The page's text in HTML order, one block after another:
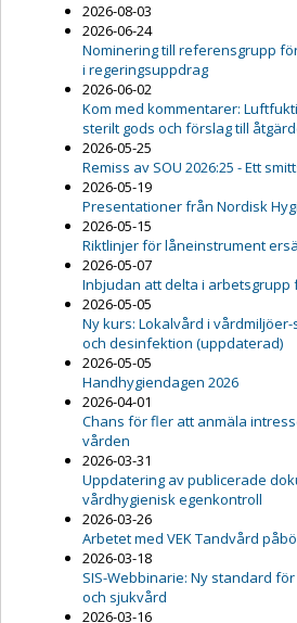
2026-08-03
2026-06-24
Nominering till referensgrupp
i regeringsuppdrag
2026-06-02
Kom med kommentarer:
sterilt gods och förslag till
2026-05-25
Remiss av SOU 2026:25 - Ett
2026-05-19
Presentationer från Nordisk
2026-05-15
Riktlinjer för låneinstrument
2026-05-07
Inbjudan att delta i arbetsgrupp
2026-05-05
Ny kurs: Lokalvård i
och desinfektion (uppdaterad)
2026-05-05
Handhygiendagen 2026
2026-04-01
Chans för fler att anmäla
vården
2026-03-31
Uppdatering av publicerade
vårdhygienisk egenkontroll
2026-03-26
Arbetet med VEK Tandvård
2026-03-18
SIS-Webbinarie: Ny standard
och sjukvård
2026-03-16